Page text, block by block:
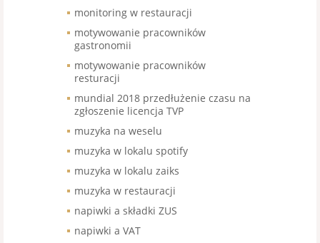
monitoring w restauracji
motywowanie pracowników
gastronomii
motywowanie pracowników
resturacji
mundial 2018 przedłużenie czasu na
zgłoszenie licencja TVP
muzyka na weselu
muzyka w lokalu spotify
muzyka w lokalu zaiks
muzyka w restauracji
napiwki a składki ZUS
napiwki a VAT